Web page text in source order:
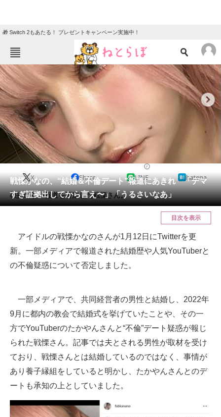
🎁 Switch 2もあたる！ プレゼントキャンペーン実施中！
ねとらぼメニュー
TOP
エンタメ
グルメ
住まい 教育・育児
動物 リサーチ
会員記事
メディア
ITの今と未来を見通す
スマホと通信の最新トレンド
ビジネスと働き方のヒント
企業ITのトレンドを詳説
経営リーダーのコミュニティ
マーケ×ITの今がよく分かる
戦慄かなの、“結婚＆不倫デート”報道にあきれ 「デマ
すぎ証拠出してから言え〜」「うるさいなあ」
X Share LINE hatena
根拠のない報道を否定した戦慄さん。
目次を表示
アイドルの戦慄かなのさんが1月12日にTwitterを更
新。一部メディアで報道された結婚歴や人気YouTuberと
の不倫疑惑について否定しました。
一部メディアで、共同経営者の男性と結婚し、2022年
9月に都内の教会で結婚式を挙げていたことや、その一
方でYouTuberのたかやんさんと“不倫”デート疑惑が報じ
られた戦慄さん。記事では夫とされる男性が取材を受け
ており、戦慄さんとは結婚しているのではなく、事情が
あり養子縁組をしていると明かし、たかやんさんとのデ
ートも承知の上としていました。